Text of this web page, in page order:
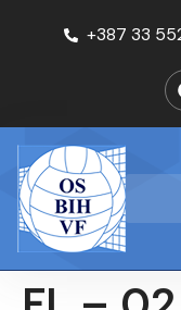
+387 33